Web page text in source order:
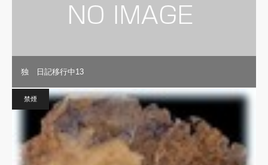
独 日記移行中13
禁煙